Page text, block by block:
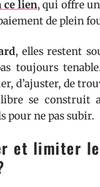
ce lien, qui offre
de plein
, elles restent
toujours
d’ajuster, de
se
pour ne pas subir.
et limiter